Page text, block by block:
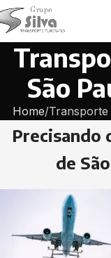
São
Home
Precisando
de